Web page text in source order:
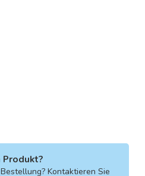
Produkt?
Kontaktieren Sie